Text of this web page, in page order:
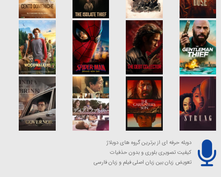
دوبله حرفه ای از برترین گروه های دوبلاژ
کیفیت تصویری بلوری و بدون حذفیات
تعویض زبان بین زبان اصلی فیلم و زبان فارسی